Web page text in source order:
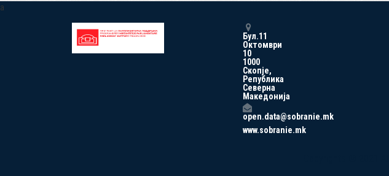
a
Бул.11
Октомври
10
1000
Скопје,
Република
Северна
Македонија
open.data@sobranie.mk
www.sobranie.mk